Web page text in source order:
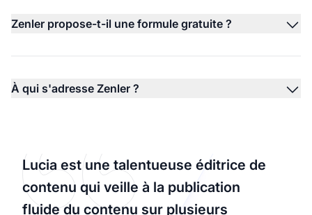
Zenler propose-t-il une formule gratuite ?
À qui s'adresse Zenler ?
Lucia est une talentueuse éditrice de
contenu qui veille à la publication
fluide du contenu sur plusieurs